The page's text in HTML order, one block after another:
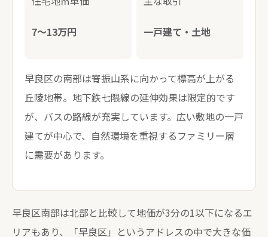
7〜13万円 一戸建て・土地
早良区の南部は脊振山系に向かって標高が上がる
丘陵地帯。地下鉄七隈線の延伸効果は限定的です
が、バスの路線が充実しています。広い敷地の一戸
建てが中心で、自然環境を重視するファミリー層
に需要があります。
早良区南部は北部と比較して地価が3分の1以下になるエ
リアもあり、「早良区」というアドレスの中で大きな価